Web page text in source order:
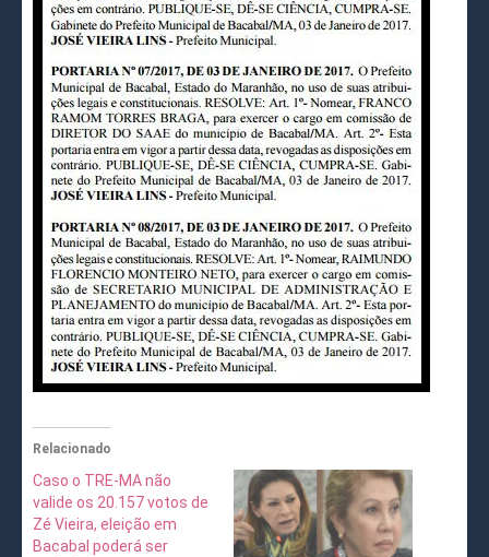
Relacionado
Caso o TRE-MA não
valide os 20.157 votos de
Zé Vieira, eleição em
Bacabal poderá ser